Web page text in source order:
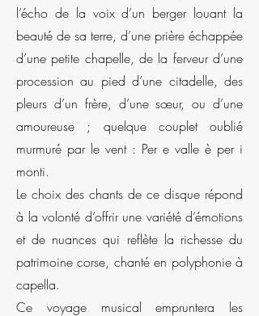
l’écho de la voix d’un berger louant la
beauté de sa terre, d’une prière échappée
d’une petite chapelle, de la ferveur d’une
procession au pied d’une citadelle, des
pleurs d’un frère, d’une sœur, ou d’une
amoureuse ; quelque couplet oublié
murmuré par le vent : Per e valle è per i
monti.
Le choix des chants de ce disque répond
à la volonté d’offrir une variété d’émotions
et de nuances qui reflète la richesse du
patrimoine corse, chanté en polyphonie à
capella.
Ce voyage musical empruntera les